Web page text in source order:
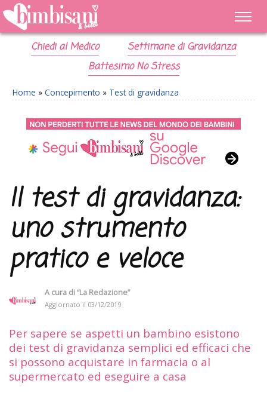
Chiedi al Medico
Settimane di Gravidanza
Battesimo No Stress
Home » Concepimento » Test di gravidanza
Il test di gravidanza:
uno strumento
pratico e veloce
A cura di“La Redazione”
Aggiornato il 03/12/2019
Per sapere se aspetti un bambino esistono
dei test di gravidanza semplici ed efficaci che
si possono acquistare in farmacia o al
supermercato ed eseguire a casa